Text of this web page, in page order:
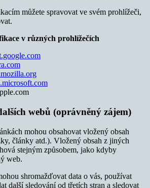
můžete spravovat ve svém prohlížeči,
v různých prohlížečích
webů (oprávněný zájem)
mohou obsahovat vložený obsah
články atd.). Vložený obsah z jiných
stejným způsobem, jako kdyby
web.
shromažďovat data o vás, používat
další sledování od třetích stran a sledovat